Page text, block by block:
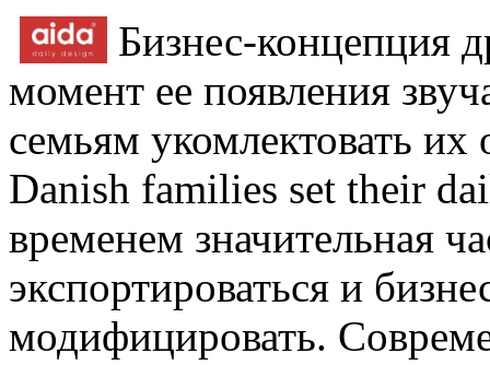
Бизнес-концепция
момент ее появления
семьям укомлектовать
Danish families set their
временем значительная
экспортироваться и
модифицировать.